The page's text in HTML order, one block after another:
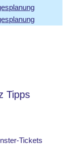
Tipps
Tickets